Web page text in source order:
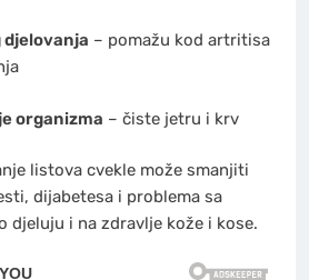
– pomažu kod artritisa
organizma – čiste jetru i krv
listova cvekle može smanjiti
dijabetesa i problema sa
djeluju i na zdravlje kože i kose.